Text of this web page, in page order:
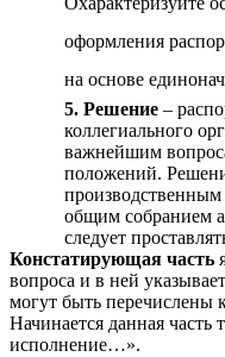
оформления
на основе
5. Решение –
коллегиального
важнейшим
положений.
производственным
общим собранием
следует
Констатирующая часть
вопроса и в ней
могут быть перечислены
Начинается данная
исполнение…».